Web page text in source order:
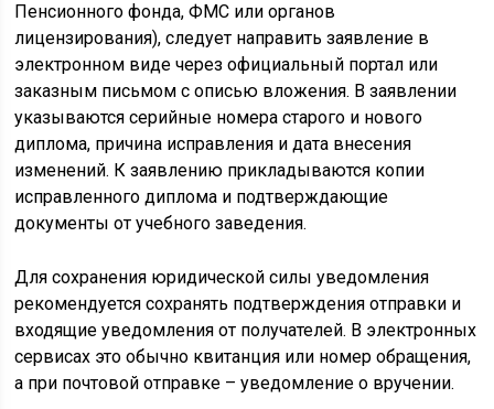
Пенсионного фонда, ФМС или органов
лицензирования), следует направить заявление в
электронном виде через официальный портал или
заказным письмом с описью вложения. В заявлении
указываются серийные номера старого и нового
диплома, причина исправления и дата внесения
изменений. К заявлению прикладываются копии
исправленного диплома и подтверждающие
документы от учебного заведения.
Для сохранения юридической силы уведомления
рекомендуется сохранять подтверждения отправки и
входящие уведомления от получателей. В электронных
сервисах это обычно квитанция или номер обращения,
а при почтовой отправке – уведомление о вручении.